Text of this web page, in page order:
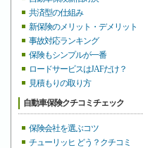
共済型の仕組み
新保険のメリット・デメリット
事故対応ランキング
保険もシンプルが一番
ロードサービスはJAFだけ？
見積もりの取り方
自動車保険クチコミチェック
保険会社を選ぶコツ
チューリッヒ どう？クチコミ